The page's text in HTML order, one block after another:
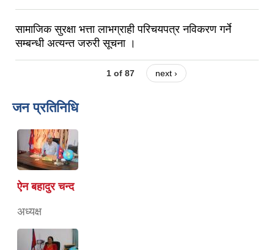
सामाजिक सुरक्षा भत्ता लाभग्राही परिचयपत्र नविकरण गर्ने
सम्बन्धी अत्यन्त जरुरी सूचना ।
1 of 87 next ›
जन प्रतिनिधि
ऐन बहादुर चन्द
अध्यक्ष